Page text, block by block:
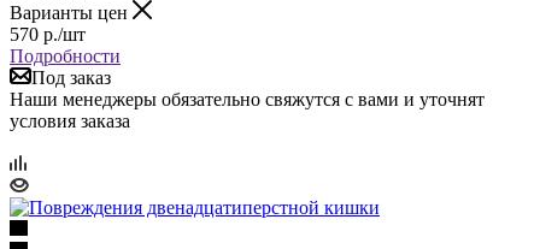
Варианты цен
570 р./шт
Подробности
Под заказ
Наши менеджеры обязательно свяжутся с вами и уточнят
условия заказа